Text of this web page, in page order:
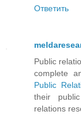
Ответить
Public
complete
Public
their
relations